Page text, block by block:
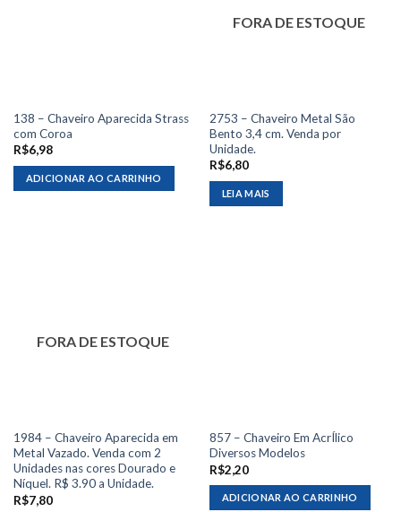
138 – Chaveiro Aparecida Strass
com Coroa
R$6,98
ADICIONAR AO CARRINHO
FORA DE ESTOQUE
2753 – Chaveiro Metal São
Bento 3,4 cm. Venda por
Unidade.
R$6,80
LEIA MAIS
FORA DE ESTOQUE
1984 – Chaveiro Aparecida em
Metal Vazado. Venda com 2
Unidades nas cores Dourado e
Níquel. R$ 3.90 a Unidade.
R$7,80
857 – Chaveiro Em AcrÍlico
Diversos Modelos
R$2,20
ADICIONAR AO CARRINHO